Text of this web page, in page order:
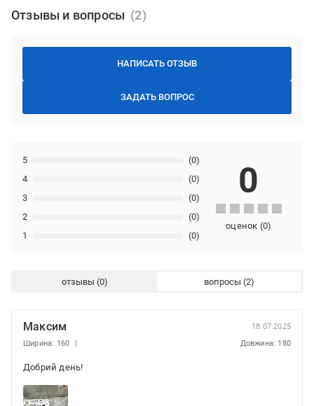
Отзывы и вопросы
НАПИСАТЬ ОТЗЫВ
ЗАДАТЬ ВОПРОС
1 (0)
2 (0)
3 (0)
4 (0)
5 (0)
0
оценок (0)
отзывы вопросы
Максим
18.07.2025
Ширина: 160
Довжина: 180
Добрий день!